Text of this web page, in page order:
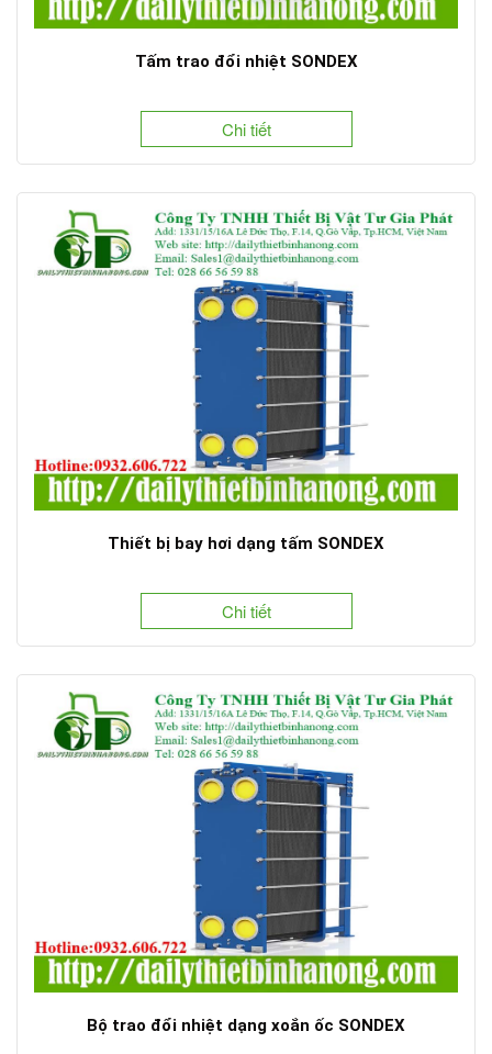
Tấm trao đổi nhiệt SONDEX
Chi tiết
Thiết bị bay hơi dạng tấm SONDEX
Chi tiết
Bộ trao đổi nhiệt dạng xoắn ốc SONDEX